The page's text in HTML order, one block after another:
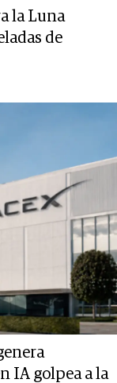
la Luna
de
IA golpea a la